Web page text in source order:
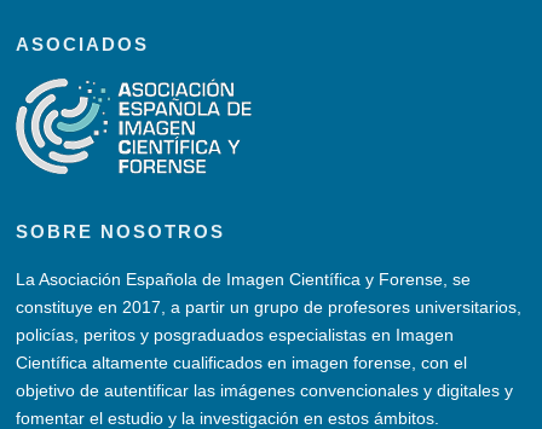
ASOCIADOS
SOBRE NOSOTROS
La Asociación Española de Imagen Científica y Forense, se
constituye en 2017, a partir un grupo de profesores universitarios,
policías, peritos y posgraduados especialistas en Imagen
Científica altamente cualificados en imagen forense, con el
objetivo de autentificar las imágenes convencionales y digitales y
fomentar el estudio y la investigación en estos ámbitos.